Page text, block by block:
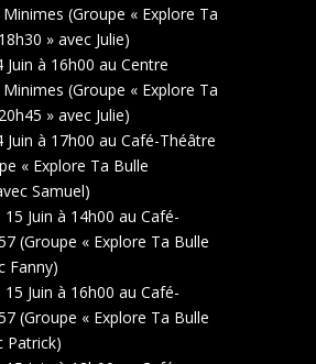
(Groupe « Explore Ta
» avec Julie)
Juin à 16h00 au Centre
(Groupe « Explore Ta
» avec Julie)
Juin à 17h00 au Café-Théâtre
« Explore Ta Bulle
Samuel)
Juin à 14h00 au Café-
(Groupe « Explore Ta Bulle
Fanny)
Juin à 16h00 au Café-
(Groupe « Explore Ta Bulle
Patrick)